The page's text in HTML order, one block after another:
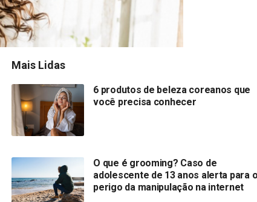
Mais Lidas
6 produtos de beleza coreanos que
você precisa conhecer
O que é grooming? Caso de
adolescente de 13 anos alerta para
perigo da manipulação na internet